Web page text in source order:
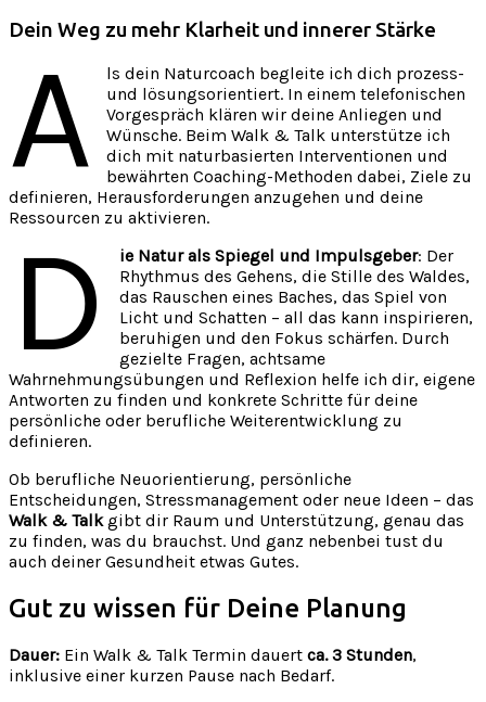
Dein Weg zu mehr Klarheit und innerer Stärke
A
ls dein Naturcoach begleite ich dich prozess-
und lösungsorientiert. In einem telefonischen
Vorgespräch klären wir deine Anliegen und
Wünsche. Beim Walk & Talk unterstütze ich
dich mit naturbasierten Interventionen und
bewährten Coaching-Methoden dabei, Ziele zu
definieren, Herausforderungen anzugehen und deine
Ressourcen zu aktivieren.
D ie Natur als Spiegel und Impulsgeber: Der
Rhythmus des Gehens, die Stille des Waldes,
das Rauschen eines Baches, das Spiel von
Licht und Schatten – all das kann inspirieren,
beruhigen und den Fokus schärfen. Durch
gezielte Fragen, achtsame
Wahrnehmungsübungen und Reflexion helfe ich dir, eigene
Antworten zu finden und konkrete Schritte für deine
persönliche oder berufliche Weiterentwicklung zu
definieren.
Ob berufliche Neuorientierung, persönliche
Entscheidungen, Stressmanagement oder neue Ideen – das
Walk & Talkgibt dir Raum und Unterstützung, genau das
zu finden, was du brauchst. Und ganz nebenbei tust du
auch deiner Gesundheit etwas Gutes.
Gut zu wissen für Deine Planung
Dauer: Ein Walk & Talk Termin dauert ca. 3 Stunden,
inklusive einer kurzen Pause nach Bedarf.